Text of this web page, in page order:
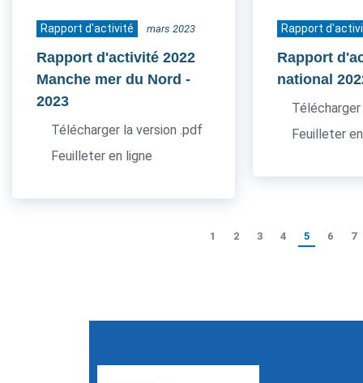
Rapport d'activité mars 2023
Rapport d'activité 2022
Manche mer du Nord -
2023
Télécharger la version .pdf
Feuilleter en ligne
Rapport
Rapport
national
Feuilleter
1 2 3 4 5 6 7